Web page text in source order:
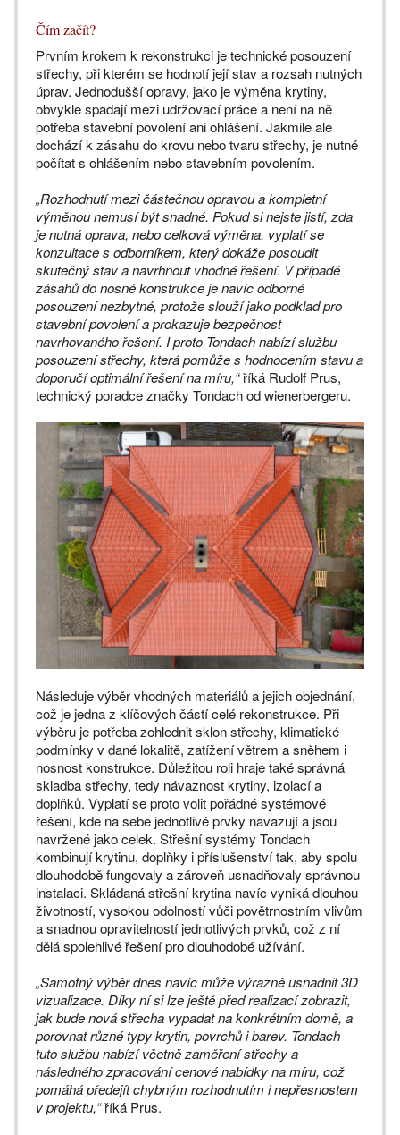
Čím začít?
Prvním krokem k rekonstrukci je technické posouzení
střechy, při kterém se hodnotí její stav a rozsah nutných
úprav. Jednodušší opravy, jako je výměna krytiny,
obvykle spadají mezi udržovací práce a není na ně
potřeba stavební povolení ani ohlášení. Jakmile ale
dochází k zásahu do krovu nebo tvaru střechy, je nutné
počítat s ohlášením nebo stavebním povolením.
„Rozhodnutí mezi částečnou opravou a kompletní
výměnou nemusí být snadné. Pokud si nejste jistí, zda
je nutná oprava, nebo celková výměna, vyplatí se
konzultace s odborníkem, který dokáže posoudit
skutečný stav a navrhnout vhodné řešení. V případě
zásahů do nosné konstrukce je navíc odborné
posouzení nezbytné, protože slouží jako podklad pro
stavební povolení a prokazuje bezpečnost
navrhovaného řešení. I proto Tondach nabízí službu
posouzení střechy, která pomůže s hodnocením stavu a
doporučí optimální řešení na míru,“říká Rudolf Prus,
technický poradce značky Tondach od wienerbergeru.
Následuje výběr vhodných materiálů a jejich objednání,
což je jedna z klíčových částí celé rekonstrukce. Při
výběru je potřeba zohlednit sklon střechy, klimatické
podmínky v dané lokalitě, zatížení větrem a sněhem i
nosnost konstrukce. Důležitou roli hraje také správná
skladba střechy, tedy návaznost krytiny, izolací a
doplňků. Vyplatí se proto volit pořádné systémové
řešení, kde na sebe jednotlivé prvky navazují a jsou
navržené jako celek. Střešní systémy Tondach
kombinují krytinu, doplňky i příslušenství tak, aby spolu
dlouhodobě fungovaly a zároveň usnadňovaly správnou
instalaci. Skládaná střešní krytina navíc vyniká dlouhou
životností, vysokou odolností vůči povětrnostním vlivům
a snadnou opravitelností jednotlivých prvků, což z ní
dělá spolehlivé řešení pro dlouhodobé užívání.
„Samotný výběr dnes navíc může výrazně usnadnit 3D
vizualizace. Díky ní si lze ještě před realizací zobrazit,
jak bude nová střecha vypadat na konkrétním domě, a
porovnat různé typy krytin, povrchů i barev. Tondach
tuto službu nabízí včetně zaměření střechy a
následného zpracování cenové nabídky na míru, což
pomáhá předejít chybným rozhodnutím i nepřesnostem
v projektu,“říká Prus.